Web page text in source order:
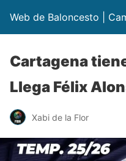
Web de Baloncesto |
Cartagena
Llega Félix
Xabi de la Flor